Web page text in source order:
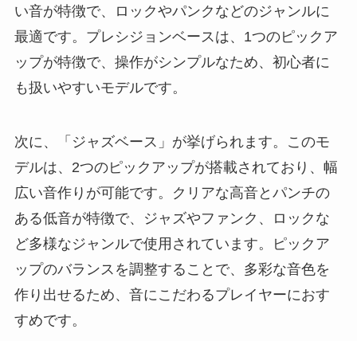
い音が特徴で、ロックやパンクなどのジャンルに
最適です。プレシジョンベースは、1つのピックア
ップが特徴で、操作がシンプルなため、初心者に
も扱いやすいモデルです。
次に、「ジャズベース」が挙げられます。このモ
デルは、2つのピックアップが搭載されており、幅
広い音作りが可能です。クリアな高音とパンチの
ある低音が特徴で、ジャズやファンク、ロックな
ど多様なジャンルで使用されています。ピックア
ップのバランスを調整することで、多彩な音色を
作り出せるため、音にこだわるプレイヤーにおす
すめです。